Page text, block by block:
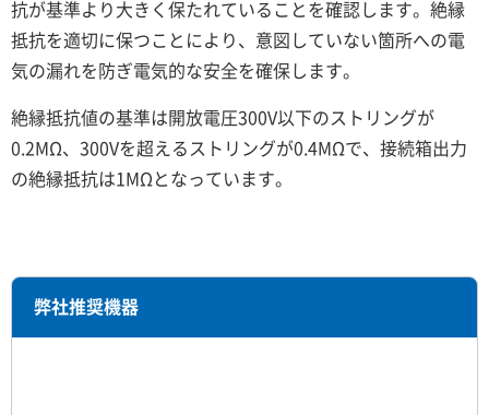
抗が基準より大きく保たれていることを確認します。絶縁
抵抗を適切に保つことにより、意図していない箇所への電
気の漏れを防ぎ電気的な安全を確保します。
絶縁抵抗値の基準は開放電圧300V以下のストリングが
0.2MΩ、300Vを超えるストリングが0.4MΩで、接続箱出力
の絶縁抵抗は1MΩとなっています。
弊社推奨機器